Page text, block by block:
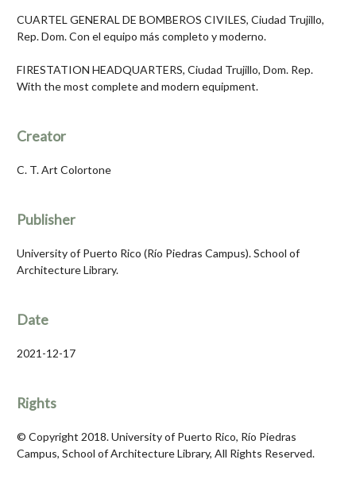
CUARTEL GENERAL DE BOMBEROS CIVILES, Ciudad Trujillo,
Rep. Dom. Con el equipo más completo y moderno.
FIRESTATION HEADQUARTERS, Ciudad Trujillo, Dom. Rep.
With the most complete and modern equipment.
Creator
C. T. Art Colortone
Publisher
University of Puerto Rico (Río Piedras Campus). School of
Architecture Library.
Date
2021-12-17
Rights
© Copyright 2018. University of Puerto Rico, Río Piedras
Campus, School of Architecture Library, All Rights Reserved.